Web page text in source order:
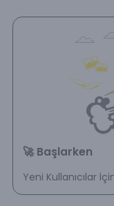
🚀 Başlarken
Yeni Kullanıcılar